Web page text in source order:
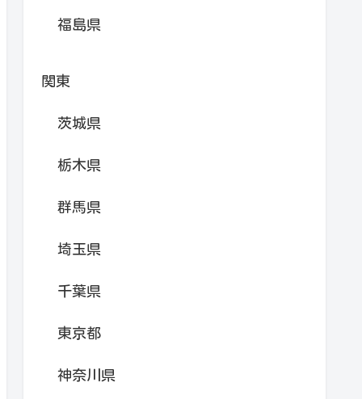
福島県
関東
茨城県
栃木県
群馬県
埼玉県
千葉県
東京都
神奈川県